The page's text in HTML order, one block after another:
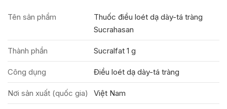
Tên sản phẩm
Thuốc điều loét dạ dày-tá tràng
Sucrahasan
Thành phần Sucralfat 1 g
Công dụng Điều loét dạ dày-tá tràng
Nơi sản xuất (quốc gia) Việt Nam